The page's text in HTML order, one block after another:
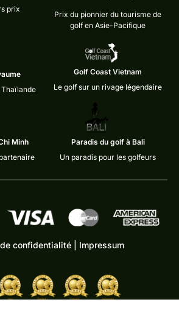
prix
Prix du pionnier du tourisme de
golf en Asie-Pacifique
Golf Coast Vietnam
Le golf sur un rivage légendaire
Minh
Paradis du golf à Bali
Un paradis pour les golfeurs
confidentialité| Impressum